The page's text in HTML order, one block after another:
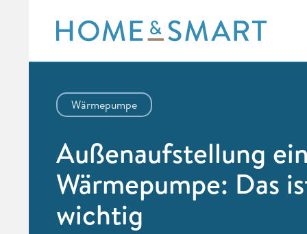
content
Wärmepumpe
Außenaufstellung
Wärmepumpe: Das
wichtig